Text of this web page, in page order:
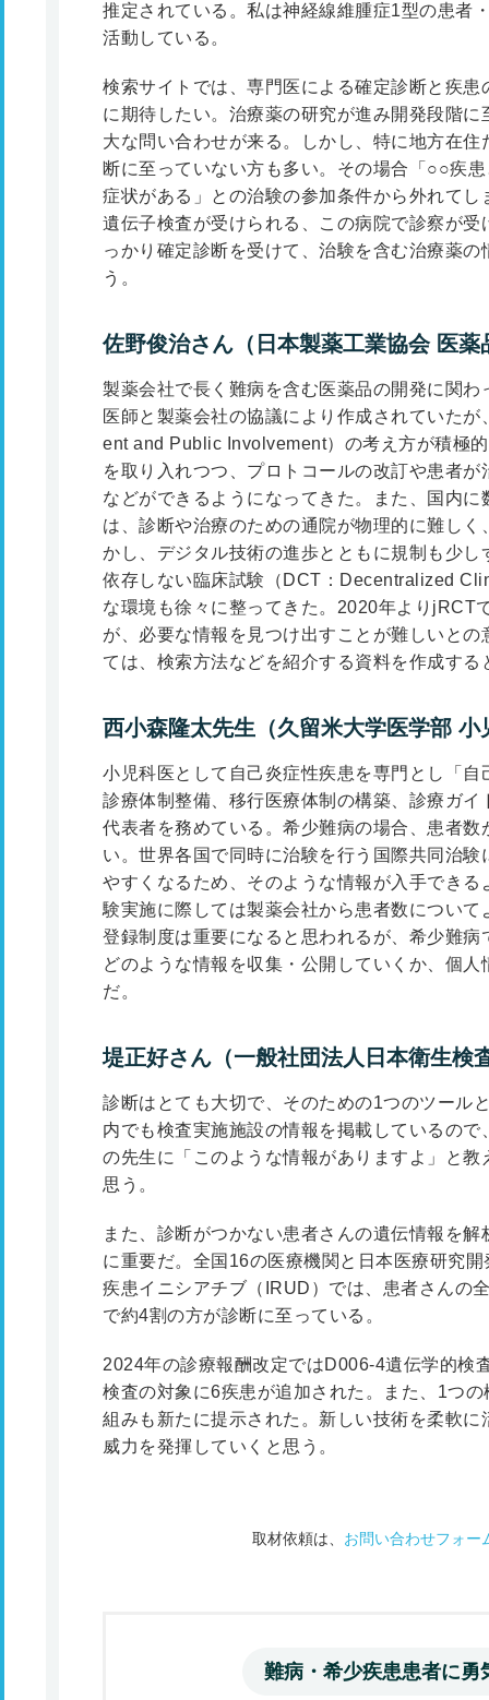
推定されている。私は神経線維腫症1型の患者
活動している。
検索サイトでは、専門医による確定診断と疾
に期待したい。治療薬の研究が進み開発段階
大な問い合わせが来る。しかし、特に地方在
断に至っていない方も多い。その場合「○○疾
症状がある」との治験の参加条件から外れて
遺伝子検査が受けられる、この病院で診察が
っかり確定診断を受けて、治験を含む治療薬
う。
佐野俊治さん（日本製薬工業協会 医
製薬会社で長く難病を含む医薬品の開発に関
医師と製薬会社の協議により作成されていた
ent and Public Involvement）の考え方が積極
を取り入れつつ、プロトコールの改訂や患者
などができるようになってきた。また、国内
は、診断や治療のための通院が物理的に難し
かし、デジタル技術の進歩とともに規制も少
依存しない臨床試験（DCT：Decentralized
な環境も徐々に整ってきた。2020年よりjRCT
が、必要な情報を見つけ出すことが難しいと
ては、検索方法などを紹介する資料を作成す
西小森隆太先生（久留米大学医学部 小
小児科医として自己炎症性疾患を専門とし「
診療体制整備、移行医療体制の構築、診療ガ
代表者を務めている。希少難病の場合、患者
い。世界各国で同時に治験を行う国際共同治
やすくなるため、そのような情報が入手でき
験実施に際しては製薬会社から患者数につい
登録制度は重要になると思われるが、希少難
どのような情報を収集・公開していくか、個
だ。
堤正好さん（一般社団法人日本衛生検
診断はとても大切で、そのための1つのツール
内でも検査実施施設の情報を掲載しているの
の先生に「このような情報がありますよ」と
思う。
また、診断がつかない患者さんの遺伝情報を
に重要だ。全国16の医療機関と日本医療研究
疾患イニシアチブ（IRUD）では、患者さんの
で約4割の方が診断に至っている。
2024年の診療報酬改定ではD006-4遺伝学的検
検査の対象に6疾患が追加された。また、1つ
組みも新たに提示された。新しい技術を柔軟
威力を発揮していくと思う。
取材依頼は、 お問い合わせフォー
難病・希少疾患患者に勇